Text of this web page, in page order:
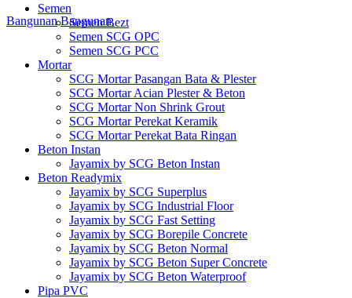
Bangunan Bangunan
Semen
Semen Bezt
Semen SCG OPC
Semen SCG PCC
Mortar
SCG Mortar Pasangan Bata & Plester
SCG Mortar Acian Plester & Beton
SCG Mortar Non Shrink Grout
SCG Mortar Perekat Keramik
SCG Mortar Perekat Bata Ringan
Beton Instan
Jayamix by SCG Beton Instan
Beton Readymix
Jayamix by SCG Superplus
Jayamix by SCG Industrial Floor
Jayamix by SCG Fast Setting
Jayamix by SCG Borepile Concrete
Jayamix by SCG Beton Normal
Jayamix by SCG Beton Super Concrete
Jayamix by SCG Beton Waterproof
Pipa PVC